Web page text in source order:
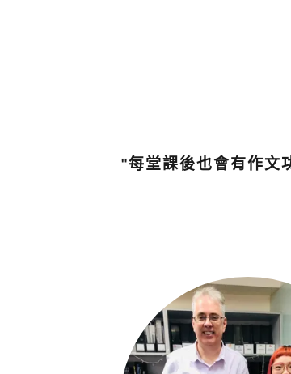
"每堂課後也會有作文